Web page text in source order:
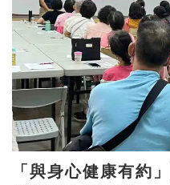
「與身心健康有約」開講 胡明芳